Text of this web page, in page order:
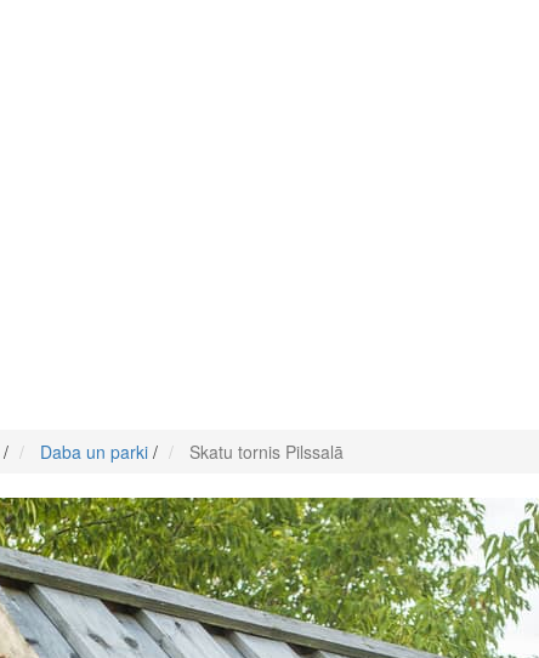
/ Daba un parki / Skatu tornis Pilssalā